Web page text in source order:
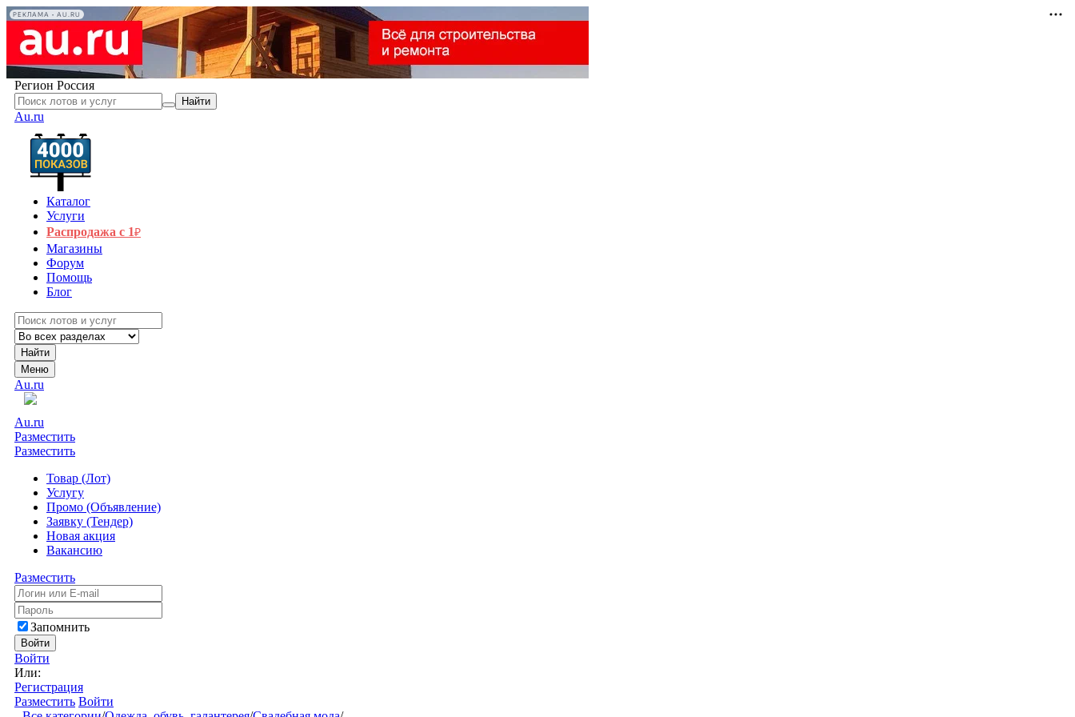
РЕКЛАМА • AU.RU
Регион Россия
Найти
Au.ru
Каталог
Услуги
Распродажа с 1₽
Магазины
Форум
Помощь
Блог
Найти
Меню
Au.ru
Au.ru
Разместить
Разместить
Товар (Лот)
Услугу
Промо (Объявление)
Заявку (Тендер)
Новая акция
Вакансию
Разместить
Запомнить
Войти
Войти
Или:
Регистрация
Разместить Войти